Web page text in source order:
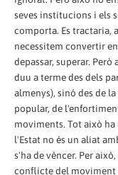
seves institucions i els
comporta. Es tractaria,
necessitem convertir
depassar, superar. Però
duu a terme des dels
almenys), sinó des de
popular, de
moviments. Tot això ha
l'Estat no és un aliat
s'ha de vèncer. Per
conflicte del moviment